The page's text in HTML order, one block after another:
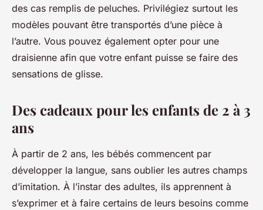
des cas remplis de peluches. Privilégiez surtout les
modèles pouvant être transportés d’une pièce à
l’autre. Vous pouvez également opter pour une
draisienne afin que votre enfant puisse se faire des
sensations de glisse.
Des cadeaux pour les enfants de 2 à 3
ans
À partir de 2 ans, les bébés commencent par
développer la langue, sans oublier les autres champs
d’imitation. À l’instar des adultes, ils apprennent à
s’exprimer et à faire certains de leurs besoins comme